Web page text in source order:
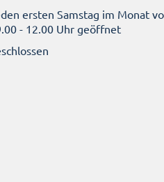
ersten Samstag im Monat
- 12.00 Uhr geöffnet